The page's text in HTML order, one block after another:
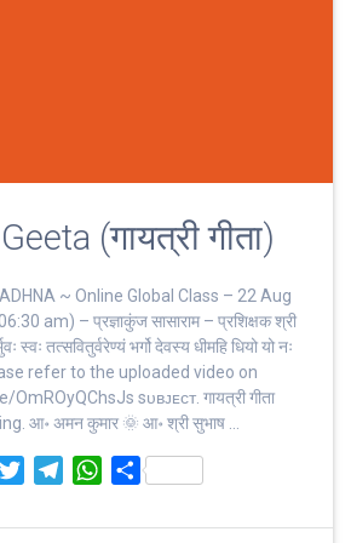
(गायत्री गीता)
~ Online Global Class – 22 Aug
am) – प्रज्ञाकुंज सासाराम – प्रशिक्षक श्री
स्‍वः तत्‍सवितुर्वरेण्‍यं भर्गो देवस्य धीमहि धियो यो नः
refer to the uploaded video on
sᴜʙᴊᴇᴄᴛ. गायत्री गीता
आ॰ अमन कुमार 🌞 आ॰ श्री सुभाष …
i
l
W
a
S
a